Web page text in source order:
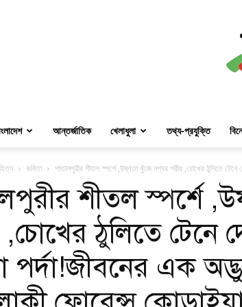
আন্তর্জাতিক খেলাধুলা তথ্য-প্রযুক্তি
কবিতা পাতালপুরীর শীতল স্পর্শে ,উষ্ণতা খুঁজে নশ্বর শরীর ,চোখের ঠুলিতে টেনে
শীতল স্পর্শে
ঠুলিতে টেনে
পর্দা!জীবনের এক